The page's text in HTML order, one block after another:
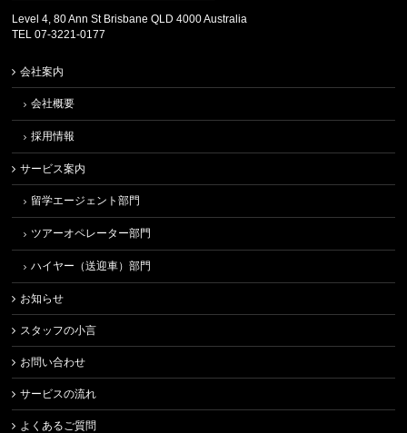
Level 4, 80 Ann St Brisbane QLD 4000 Australia
TEL 07-3221-0177
会社案内
会社概要
採用情報
サービス案内
留学エージェント部門
ツアーオペレーター部門
ハイヤー（送迎車）部門
お知らせ
スタッフの小言
お問い合わせ
サービスの流れ
よくあるご質問